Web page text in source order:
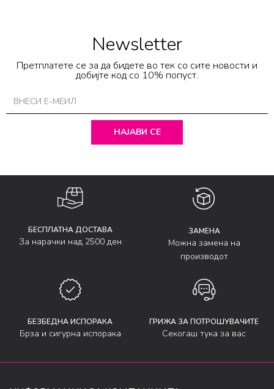
Newsletter
Претплатете се за да бидете во тек со сите новости и
добијте код со 10% попуст.
НАЈАВИ СЕ
БЕСПЛАТНА ДОСТАВА
За нарачки над 2500 ден
ЗАМЕНА
Можна замена на
производот
БЕЗБЕДНА ИСПОРАКА
Брза и сигурна испорака
ГРИЖА ЗА ПОТРОШУВАЧИТЕ
Секогаш тука за вас